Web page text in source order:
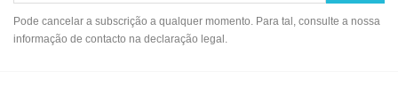
Pode cancelar a subscrição a qualquer momento. Para tal, consulte a nossa
informação de contacto na declaração legal.